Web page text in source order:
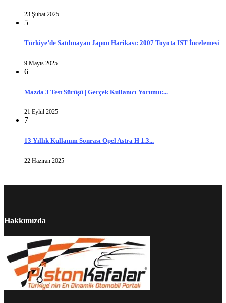
23 Şubat 2025
5
Türkiye’de Satılmayan Japon Harikası: 2007 Toyota IST İncelemesi
9 Mayıs 2025
6
Mazda 3 Test Sürüşü | Gerçek Kullanıcı Yorumu:...
21 Eylül 2025
7
13 Yıllık Kullanım Sonrası Opel Astra H 1.3...
22 Haziran 2025
Hakkımızda